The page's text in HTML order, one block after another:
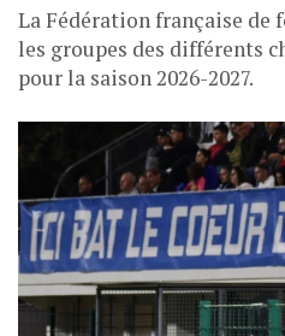
La Fédération française de
les groupes des différents
pour la saison 2026-2027.